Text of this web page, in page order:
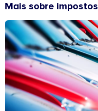
Mais sobre impostos